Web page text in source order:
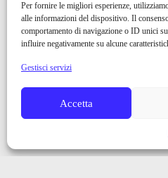
Per fornire le migliori esperienze,
alle informazioni del dispositivo. Il
comportamento di navigazione o ID unici
influire negativamente su alcune
Gestisci servizi
Accetta